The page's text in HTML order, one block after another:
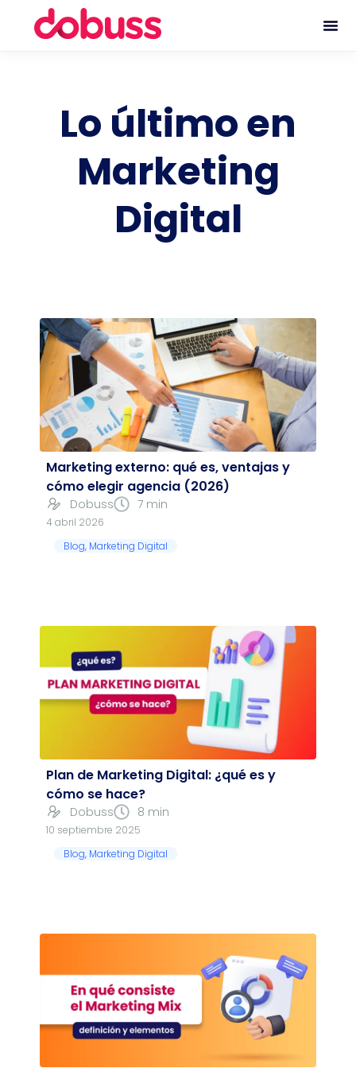
Lo último en
Marketing
Digital
Marketing externo: qué es, ventajas y
cómo elegir agencia (2026)
Dobuss 7 min
4 abril 2026
Blog, Marketing Digital
Plan de Marketing Digital: ¿qué es y
cómo se hace?
Dobuss 8 min
10 septiembre 2025
Blog, Marketing Digital